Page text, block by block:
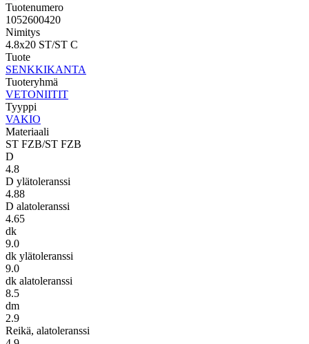
Tuotenumero
1052600420
Nimitys
4.8x20 ST/ST C
Tuote
SENKKIKANTA
Tuoteryhmä
VETONIITIT
Tyyppi
VAKIO
Materiaali
ST FZB/ST FZB
D
4.8
D ylätoleranssi
4.88
D alatoleranssi
4.65
dk
9.0
dk ylätoleranssi
9.0
dk alatoleranssi
8.5
dm
2.9
Reikä, alatoleranssi